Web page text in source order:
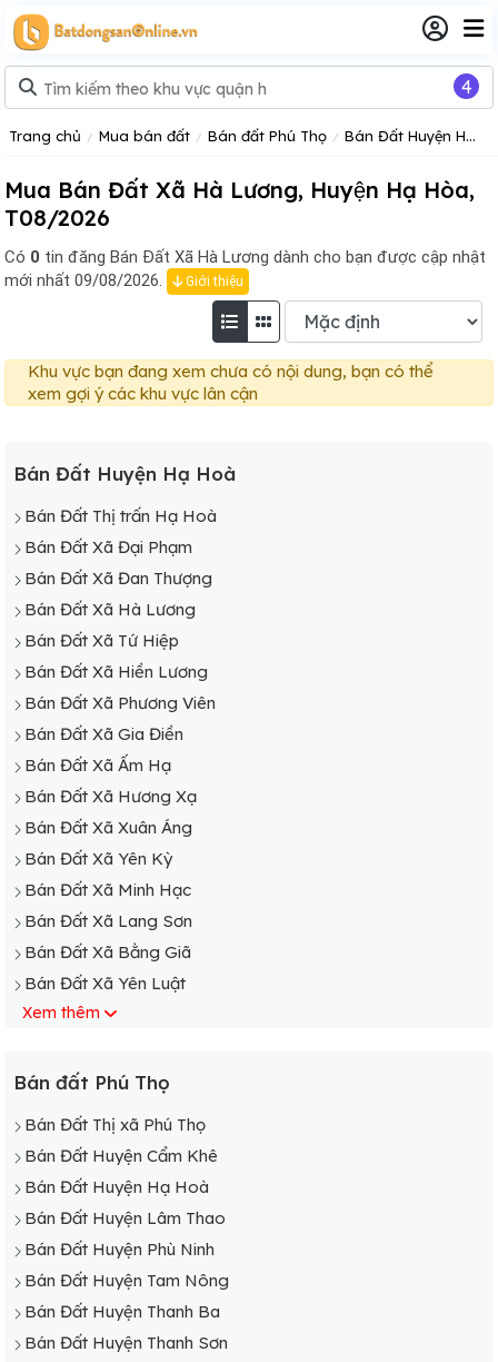
Trang chủ Mua bán đất Bán đất Phú Thọ Bán Đất Huyện Hạ Hoà
Mua Bán Đất Xã Hà Lương, Huyện Hạ Hòa,
T08/2026
Có 0 tin đăng Bán Đất Xã Hà Lương dành cho bạn được cập nhật
mới nhất 09/08/2026.
Giới thiệu
Khu vực bạn đang xem chưa có nội dung, bạn có thể
xem gợi ý các khu vực lân cận
Bán Đất Huyện Hạ Hoà
Bán Đất Thị trấn Hạ Hoà
Bán Đất Xã Đại Phạm
Bán Đất Xã Đan Thượng
Bán Đất Xã Hà Lương
Bán Đất Xã Tứ Hiệp
Bán Đất Xã Hiền Lương
Bán Đất Xã Phương Viên
Bán Đất Xã Gia Điền
Bán Đất Xã Ấm Hạ
Bán Đất Xã Hương Xạ
Bán Đất Xã Xuân Áng
Bán Đất Xã Yên Kỳ
Bán Đất Xã Minh Hạc
Bán Đất Xã Lang Sơn
Bán Đất Xã Bằng Giã
Bán Đất Xã Yên Luật
Bán Đất Xã Vô Tranh
Bán Đất Xã Minh Côi
Xem thêm
Bán đất Phú Thọ
Bán Đất Thị xã Phú Thọ
Bán Đất Huyện Cẩm Khê
Bán Đất Huyện Hạ Hoà
Bán Đất Huyện Lâm Thao
Bán Đất Huyện Phù Ninh
Bán Đất Huyện Tam Nông
Bán Đất Huyện Thanh Ba
Bán Đất Huyện Thanh Sơn
4